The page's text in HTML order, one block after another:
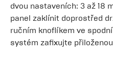
dvou nastaveních: 3 až 18
panel zaklínit doprostřed
ručním knoflíkem ve
systém zafixujte